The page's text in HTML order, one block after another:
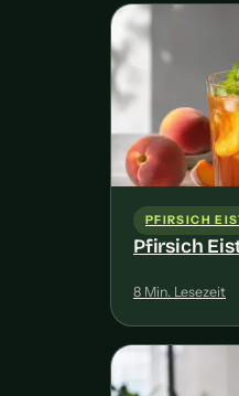
PFIRSICH
Pfirsich
8 Min. Lesezeit